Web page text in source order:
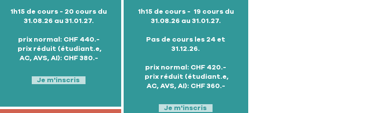
1h15 de cours - 20 cours du
31.08.26 au 31.01.27.
prix normal: CHF 440.-
prix réduit (étudiant.e,
AC, AVS, AI): CHF 380.-
Je m'inscris
1h15 de cours - 19 cours du
31.08.26 au 31.01.27.
Pas de cours les 24 et
31.12.26.
prix normal: CHF 420.-
prix réduit (étudiant.e,
AC, AVS, AI): CHF 360.-
Je m'inscris